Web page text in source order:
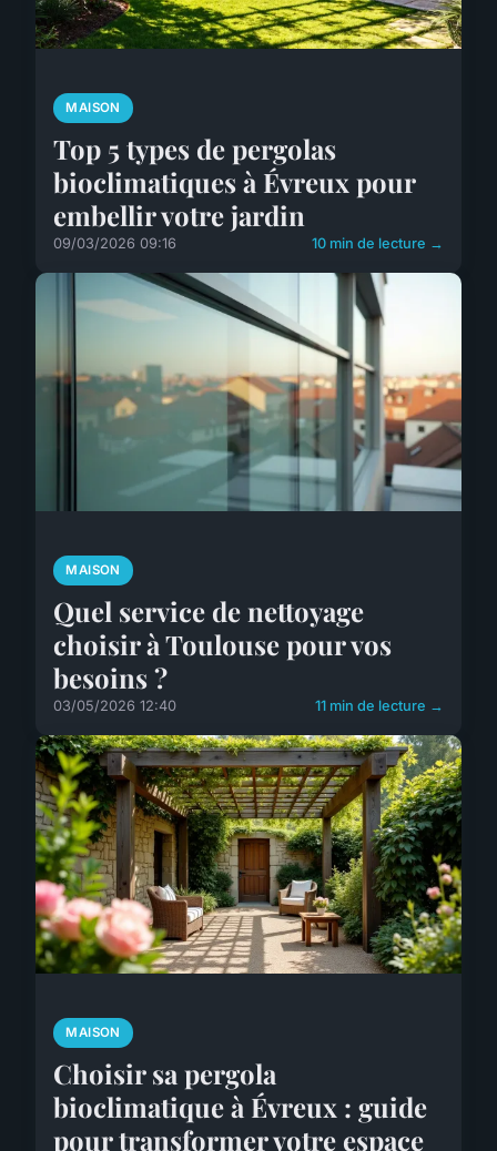
MAISON
Top 5 types de pergolas
bioclimatiques à Évreux pour
embellir votre jardin
09/03/2026 09:16 10 min de lecture →
MAISON
Quel service de nettoyage
choisir à Toulouse pour vos
besoins ?
03/05/2026 12:40 11 min de lecture →
MAISON
Choisir sa pergola
bioclimatique à Évreux : guide
pour transformer votre espace